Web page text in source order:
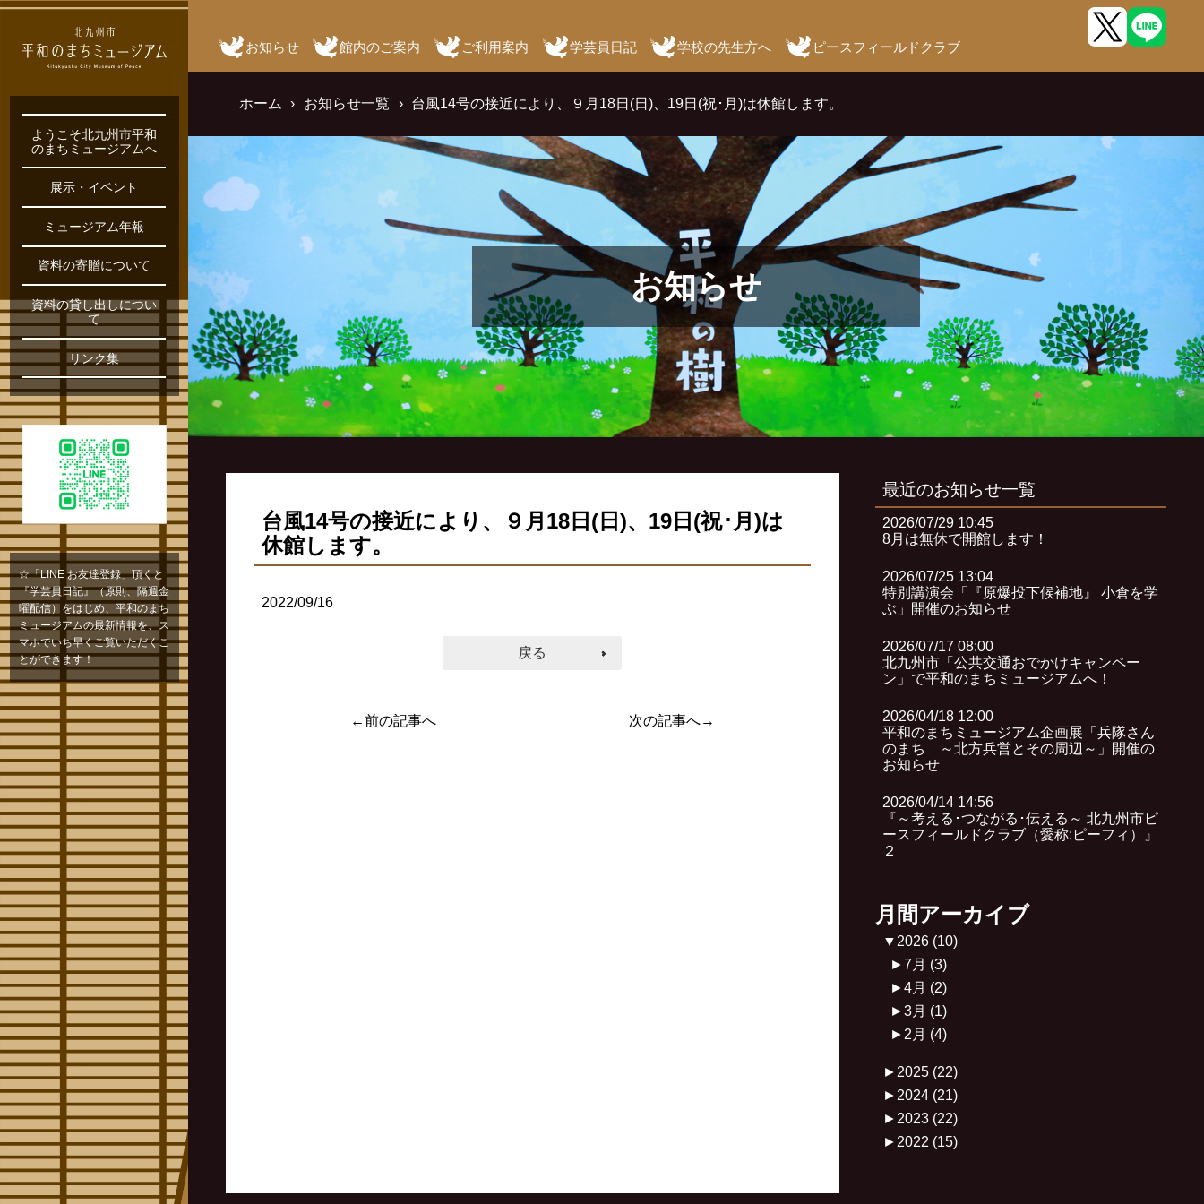
お知らせ 館内のご案内 ご利用案内 学芸員日記 学校の先生方へ ピースフィールドクラブ
ようこそ北九州市平和
のまちミュージアムへ
展示・イベント
ミュージアム年報
資料の寄贈について
資料の貸し出しについ
て
リンク集
☆「LINE お友達登録」頂くと
『学芸員日記』（原則、隔週金
曜配信）をはじめ、平和のまち
ミュージアムの最新情報を、ス
マホでいち早くご覧いただくこ
とができます！
ホーム お知らせ一覧 台風14号の接近により、９月18日(日)、19日(祝･月)は休館します。
お知らせ
台風14号の接近により、９月18日(日)、19日(祝･月)は
休館します。
2022/09/16
戻る
←前の記事へ 次の記事へ→
最近のお知らせ一覧
2026/07/29 10:45
8月は無休で開館します！
2026/07/25 13:04
特別講演会「『原爆投下候補地』 小倉を学
ぶ」開催のお知らせ
2026/07/17 08:00
北九州市「公共交通おでかけキャンペー
ン」で平和のまちミュージアムへ！
2026/04/18 12:00
平和のまちミュージアム企画展「兵隊さん
のまち ～北方兵営とその周辺～」開催の
お知らせ
2026/04/14 14:56
『～考える･つながる･伝える～ 北九州市ピ
ースフィールドクラブ（愛称:ピーフィ）』
２
月間アーカイブ
▼ 2026 (10)
►7月 (3)
►4月 (2)
►3月 (1)
► 2月 (4)
► 2025 (22)
► 2024 (21)
► 2023 (22)
► 2022 (15)